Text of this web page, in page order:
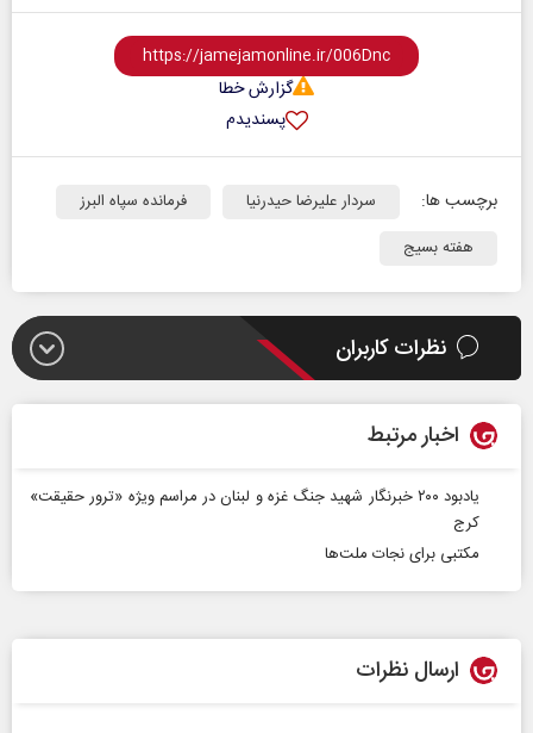
گزارش خطا
پسندیدم
برچسب ها: سردار علیرضا حیدرنیا
فرمانده سپاه البرز
هفته بسیج
نظرات کاربران
اخبار مرتبط
یادبود ۲۰۰ خبرنگار شهید جنگ غزه و لبنان در مراسم ویژه «ترور حقیقت»
کرج
مکتبی برای نجات ملت‌ها
ارسال نظرات